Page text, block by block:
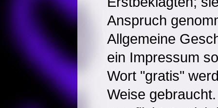
Anspruch
Allgemeine
ein Impressum
Wort "gratis"
Weise